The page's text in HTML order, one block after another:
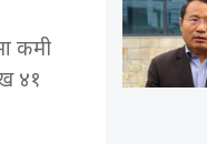
कमी
४१